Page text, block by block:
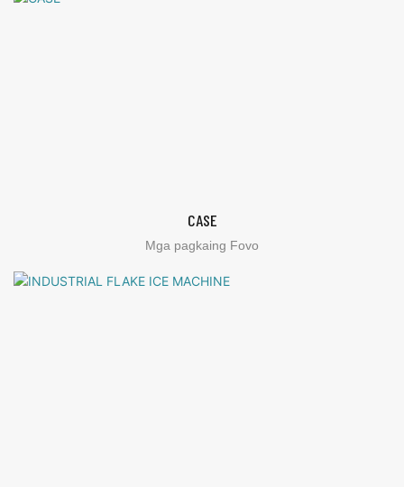
CASE
Mga pagkaing Fovo